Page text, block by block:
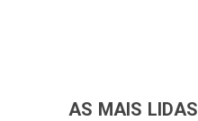
AS MAIS LIDAS